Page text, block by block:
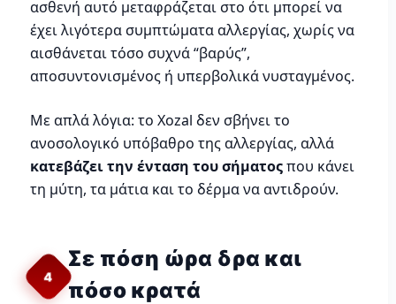
ασθενή αυτό μεταφράζεται στο ότι μπορεί να
έχει λιγότερα συμπτώματα αλλεργίας, χωρίς να
αισθάνεται τόσο συχνά “βαρύς”,
αποσυντονισμένος ή υπερβολικά νυσταγμένος.
Με απλά λόγια: το Xozal δεν σβήνει το
ανοσολογικό υπόβαθρο της αλλεργίας, αλλά
κατεβάζει την ένταση του σήματοςπου κάνει
τη μύτη, τα μάτια και το δέρμα να αντιδρούν.
4
Σε πόση ώρα δρα και
πόσο κρατά